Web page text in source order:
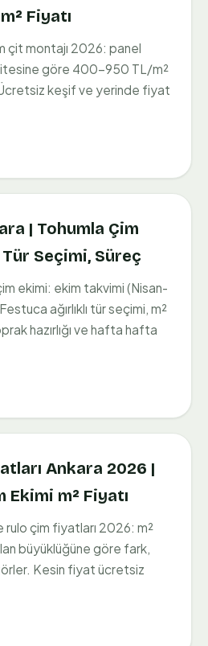
Fiyatı
çit montajı 2026: panel
göre 400–950 TL/m²
keşif ve yerinde fiyat
| Tohumla Çim
Seçimi, Süreç
ekimi: ekim takvimi (Nisan-
ağırlıklı tür seçimi, m²
hazırlığı ve hafta hafta
Ankara 2026 |
Ekimi m² Fiyatı
rulo çim fiyatları 2026: m²
büyüklüğüne göre fark,
Kesin fiyat ücretsiz